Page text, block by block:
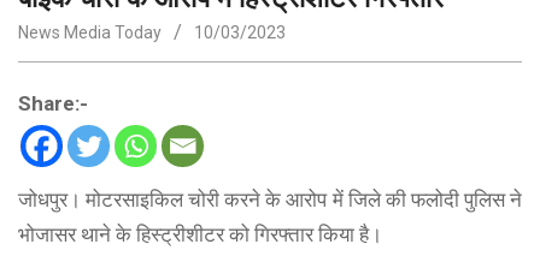
News Media Today 10/03/2023
Share:-
जोधपुर। मोटरसाइकिल चोरी करने के आरोप में जिले की फलोदी पुलिस ने
भोजासर थाने के हिस्ट्रीशीटर को गिरफ्तार किया है।